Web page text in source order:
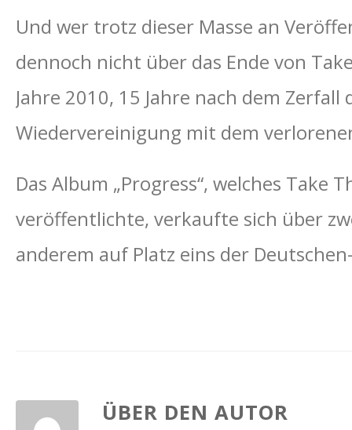
Und wer trotz dieser Masse an
dennoch nicht über das Ende von
Jahre 2010, 15 Jahre nach dem
Wiedervereinigung mit dem
Das Album „Progress“, welches Take
veröffentlichte, verkaufte sich über
anderem auf Platz eins der
ÜBER DEN AUTOR